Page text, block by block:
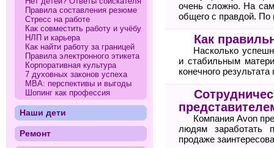
очень сложно. На
общего с правдой. По
Как
Насколько
и стабильным
конечного
Компания Avon
людям заработать
продаже
Правила составления резюме
Стресс на работе
Как совместить работу и учёбу
НЛП и карьера
Как найти работу за границей
Правила электронного этикета
Корпоративная культура
7 духовных законов успеха
МВА: перспективы и выгоды
Шопинг как профессия
Наши дети
Ремонт